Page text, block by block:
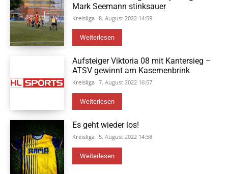
Mark Seemann stinksauer
Kreisliga 8. August 2022 14:59
Weiterlesen
Aufsteiger Viktoria 08 mit Kantersieg –
ATSV gewinnt am Kasernenbrink
Kreisliga 7. August 2022 16:57
Weiterlesen
Es geht wieder los!
Kreisliga 5. August 2022 14:58
Weiterlesen